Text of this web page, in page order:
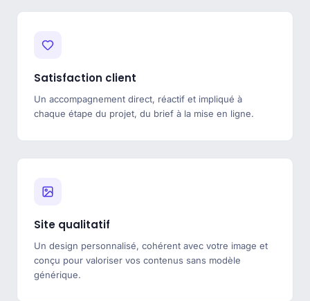
Satisfaction client
Un accompagnement direct, réactif et impliqué à
chaque étape du projet, du brief à la mise en ligne.
Site qualitatif
Un design personnalisé, cohérent avec votre image et
conçu pour valoriser vos contenus sans modèle
générique.